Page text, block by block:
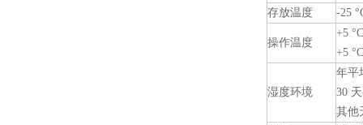
存放温度
-25
操作温度
+5
+5
湿度环境
年平
30
其他